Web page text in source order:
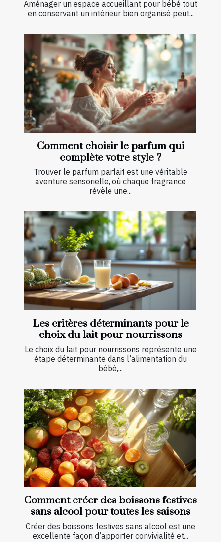
Aménager un espace accueillant pour bébé tout
en conservant un intérieur bien organisé peut...
Comment choisir le parfum qui
complète votre style ?
Trouver le parfum parfait est une véritable
aventure sensorielle, où chaque fragrance
révèle une...
Les critères déterminants pour le
choix du lait pour nourrissons
Le choix du lait pour nourrissons représente une
étape déterminante dans l’alimentation du
bébé,...
Comment créer des boissons festives
sans alcool pour toutes les saisons
Créer des boissons festives sans alcool est une
excellente façon d’apporter convivialité et...